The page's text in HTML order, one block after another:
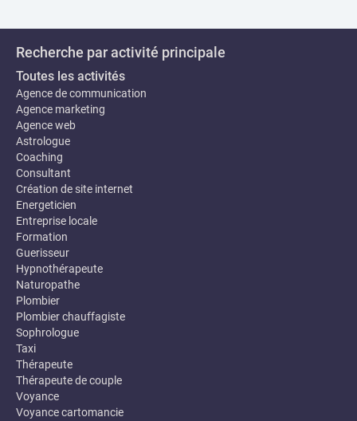
Recherche par activité principale
Toutes les activités
Agence de communication
Agence marketing
Agence web
Astrologue
Coaching
Consultant
Création de site internet
Energeticien
Entreprise locale
Formation
Guerisseur
Hypnothérapeute
Naturopathe
Plombier
Plombier chauffagiste
Sophrologue
Taxi
Thérapeute
Thérapeute de couple
Voyance
Voyance cartomancie